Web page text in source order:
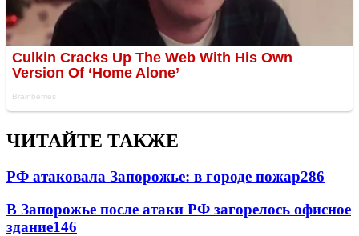
ЧИТАЙТЕ ТАКЖЕ
РФ атаковала Запорожье: в городе пожар286
В Запорожье после атаки РФ загорелось офисное
здание146